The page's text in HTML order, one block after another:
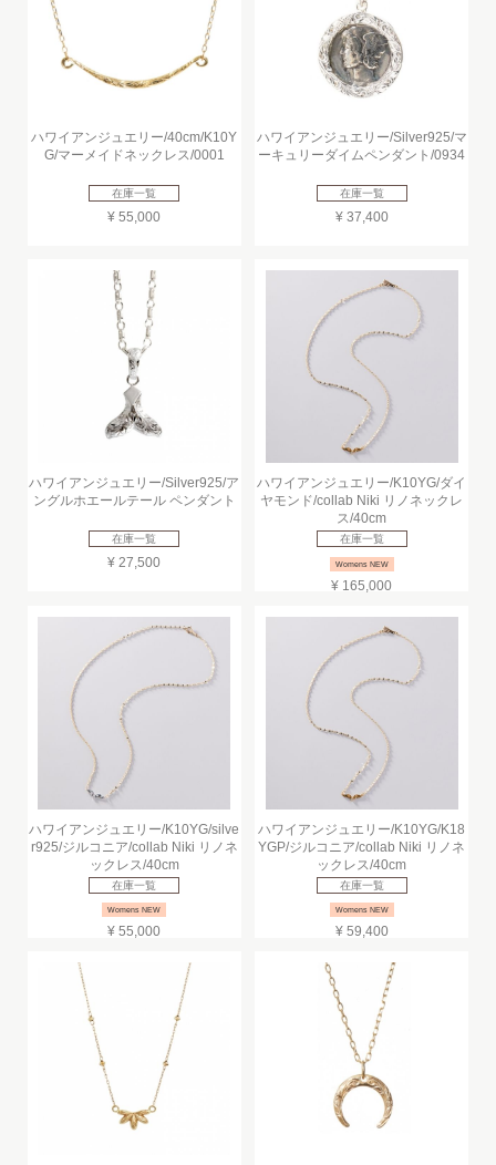
ハワイアンジュエリー/40cm/K10Y
G/マーメイドネックレス/0001
在庫一覧
¥ 55,000
ハワイアンジュエリー/Silver925/マ
ーキュリーダイムペンダント/0934
在庫一覧
¥ 37,400
ハワイアンジュエリー/Silver925/ア
ングルホエールテール ペンダント
在庫一覧
¥ 27,500
ハワイアンジュエリー/K10YG/ダイ
ヤモンド/collab Niki リノネックレ
ス/40cm
在庫一覧
Womens NEW
¥ 165,000
ハワイアンジュエリー/K10YG/silve
r925/ジルコニア/collab Niki リノネ
ックレス/40cm
在庫一覧
Womens NEW
¥ 55,000
ハワイアンジュエリー/K10YG/K18
YGP/ジルコニア/collab Niki リノネ
ックレス/40cm
在庫一覧
Womens NEW
¥ 59,400